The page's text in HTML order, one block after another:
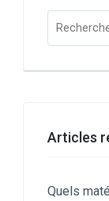
Articles
Quels